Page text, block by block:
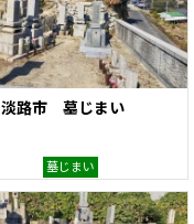
淡路市 墓じまい
墓じまい